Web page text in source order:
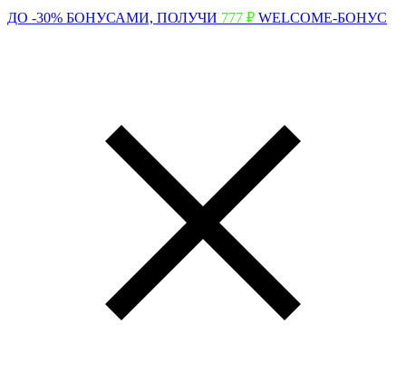
ДО -30% БОНУСАМИ, ПОЛУЧИ 777 ₽ WELCOME-БОНУС